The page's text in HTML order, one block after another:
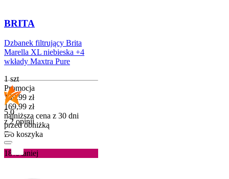
BRITA
Dzbanek filtrujący Brita
Marella XL niebieska +4
wkłady Maxtra Pure
1 szt
Promocja
Cena promocyjna
139,99 zł
169,99 zł
najniższa cena z 30 dni
przed obniżką
Do koszyka
5.0
z 2 opinii
18%taniej